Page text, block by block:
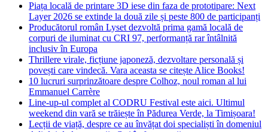
Piața locală de printare 3D iese din faza de prototipare: Next
Layer 2026 se extinde la două zile și peste 800 de participanți
Producătorul român Lyset dezvoltă prima gamă locală de
corpuri de iluminat cu CRI 97, performanță rar întâlnită
inclusiv în Europa
Thrillere virale, ficțiune japoneză, dezvoltare personală și
povești care vindecă. Vara aceasta se citește Alice Books!
10 lucruri surprinzătoare despre Colhoz, noul roman al lui
Emmanuel Carrère
Line-up-ul complet al CODRU Festival este aici. Ultimul
weekend din vară se trăiește în Pădurea Verde, la Timișoara!
Lecții de viață, despre ce au învățat doi specialiști în domeniul